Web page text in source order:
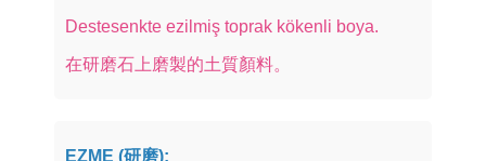
Destesenkte ezilmiş toprak kökenli boya.
在研磨石上磨製的土質顏料。
EZME (研磨):